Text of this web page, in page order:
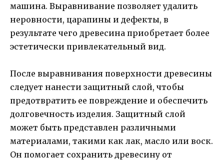
машина. Выравнивание позволяет удалить
неровности, царапины и дефекты, в
результате чего древесина приобретает более
эстетически привлекательный вид.
После выравнивания поверхности древесины
следует нанести защитный слой, чтобы
предотвратить ее повреждение и обеспечить
долговечность изделия. Защитный слой
может быть представлен различными
материалами, такими как лак, масло или воск.
Он помогает сохранить древесину от